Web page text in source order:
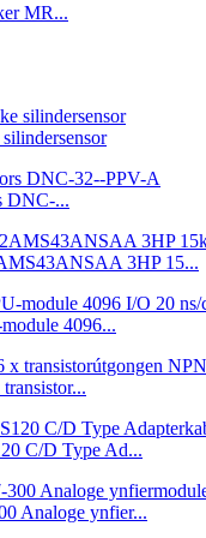
MR...
DNC-...
3HP 15...
4096...
C/D Type Ad...
Analoge ynfier...